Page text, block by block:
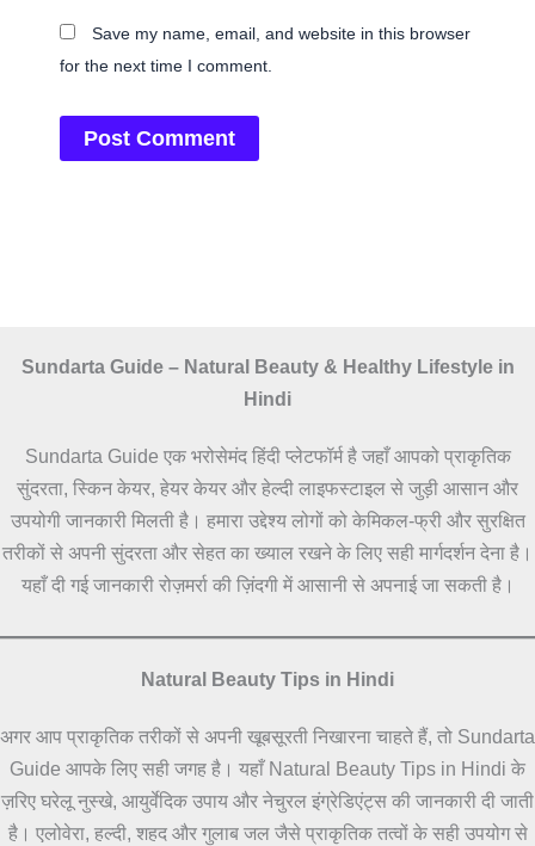
Save my name, email, and website in this browser
for the next time I comment.
Sundarta Guide – Natural Beauty & Healthy Lifestyle in
Hindi
Sundarta Guide एक भरोसेमंद हिंदी प्लेटफॉर्म है जहाँ आपको प्राकृतिक
सुंदरता, स्किन केयर, हेयर केयर और हेल्दी लाइफस्टाइल से जुड़ी आसान और
उपयोगी जानकारी मिलती है। हमारा उद्देश्य लोगों को केमिकल-फ्री और सुरक्षित
तरीकों से अपनी सुंदरता और सेहत का ख्याल रखने के लिए सही मार्गदर्शन देना है।
यहाँ दी गई जानकारी रोज़मर्रा की ज़िंदगी में आसानी से अपनाई जा सकती है।
Natural Beauty Tips in Hindi
अगर आप प्राकृतिक तरीकों से अपनी खूबसूरती निखारना चाहते हैं, तो Sundarta
Guide आपके लिए सही जगह है। यहाँ Natural Beauty Tips in Hindi के
ज़रिए घरेलू नुस्खे, आयुर्वेदिक उपाय और नेचुरल इंग्रेडिएंट्स की जानकारी दी जाती
है। एलोवेरा, हल्दी, शहद और गुलाब जल जैसे प्राकृतिक तत्वों के सही उपयोग से